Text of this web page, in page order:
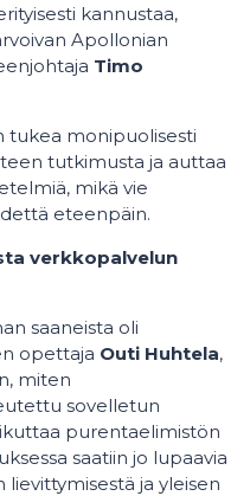
kannustaa,
Apollonian
Timo
tukea monipuolisesti
tutkimusta ja auttaa
mikä vie
eteenpäin.
verkkopalvelun
saaneista oli
opettaja Outi Huhtela,
miten
sovelletun
purentaelimistön
saatiin jo lupaavia
ja yleisen